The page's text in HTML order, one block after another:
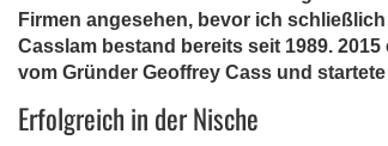
Firmen angesehen, bevor ich
Casslam bestand bereits seit 1989.
vom Gründer Geoffrey Cass und
Erfolgreich in der Nische